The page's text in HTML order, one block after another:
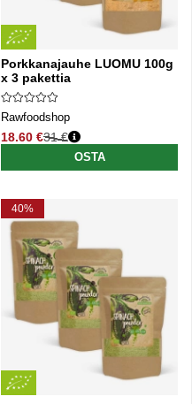
Porkkanajauhe LUOMU 100g
x 3 pakettia
Rawfoodshop
18.60 €
Normaali hinta
31 €
OSTA
40%